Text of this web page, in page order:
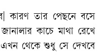
কারণ তার পেছনে বসে
কাচে মাথা রেখে
এখন থেকে শুধু সে দেখবে